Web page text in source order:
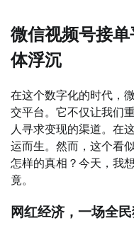
微信视频号接
体浮沉
在这个数字化的时代，
交平台。它不仅让我们
人寻求变现的渠道。在
运而生。然而，这个看
怎样的真相？今天，我
竟。
网红经济，一场全民